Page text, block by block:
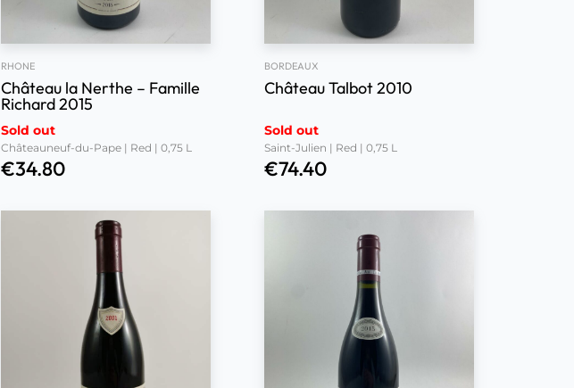
RHONE
Château la Nerthe – Famille
Richard 2015
Sold out
Châteauneuf-du-Pape | Red | 0,75 L
€34.80
BORDEAUX
Château Talbot 2010
Sold out
Saint-Julien | Red | 0,75 L
€74.40